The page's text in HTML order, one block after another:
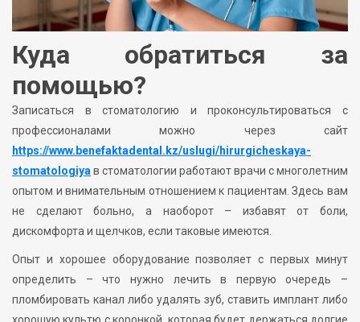
Куда обратиться за
помощью?
Записаться в стоматологию и проконсультироваться с
профессионалами можно через сайт
https://www.benefaktadental.kz/uslugi/hirurgicheskaya-
stomatologiya в стоматологии работают врачи с многолетним
опытом и внимательным отношением к пациентам. Здесь вам
не сделают больно, а наоборот – избавят от боли,
дискомфорта и щелчков, если таковые имеются.
Опыт и хорошее оборудование позволяет с первых минут
определить – что нужно лечить в первую очередь –
пломбировать канал либо удалять зуб, ставить имплант либо